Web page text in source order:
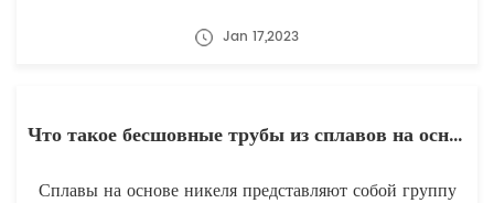
Jan 17,2023
Что такое бесшовные трубы из сплавов на основе никеля?
Сплавы на основе никеля представляют собой группу